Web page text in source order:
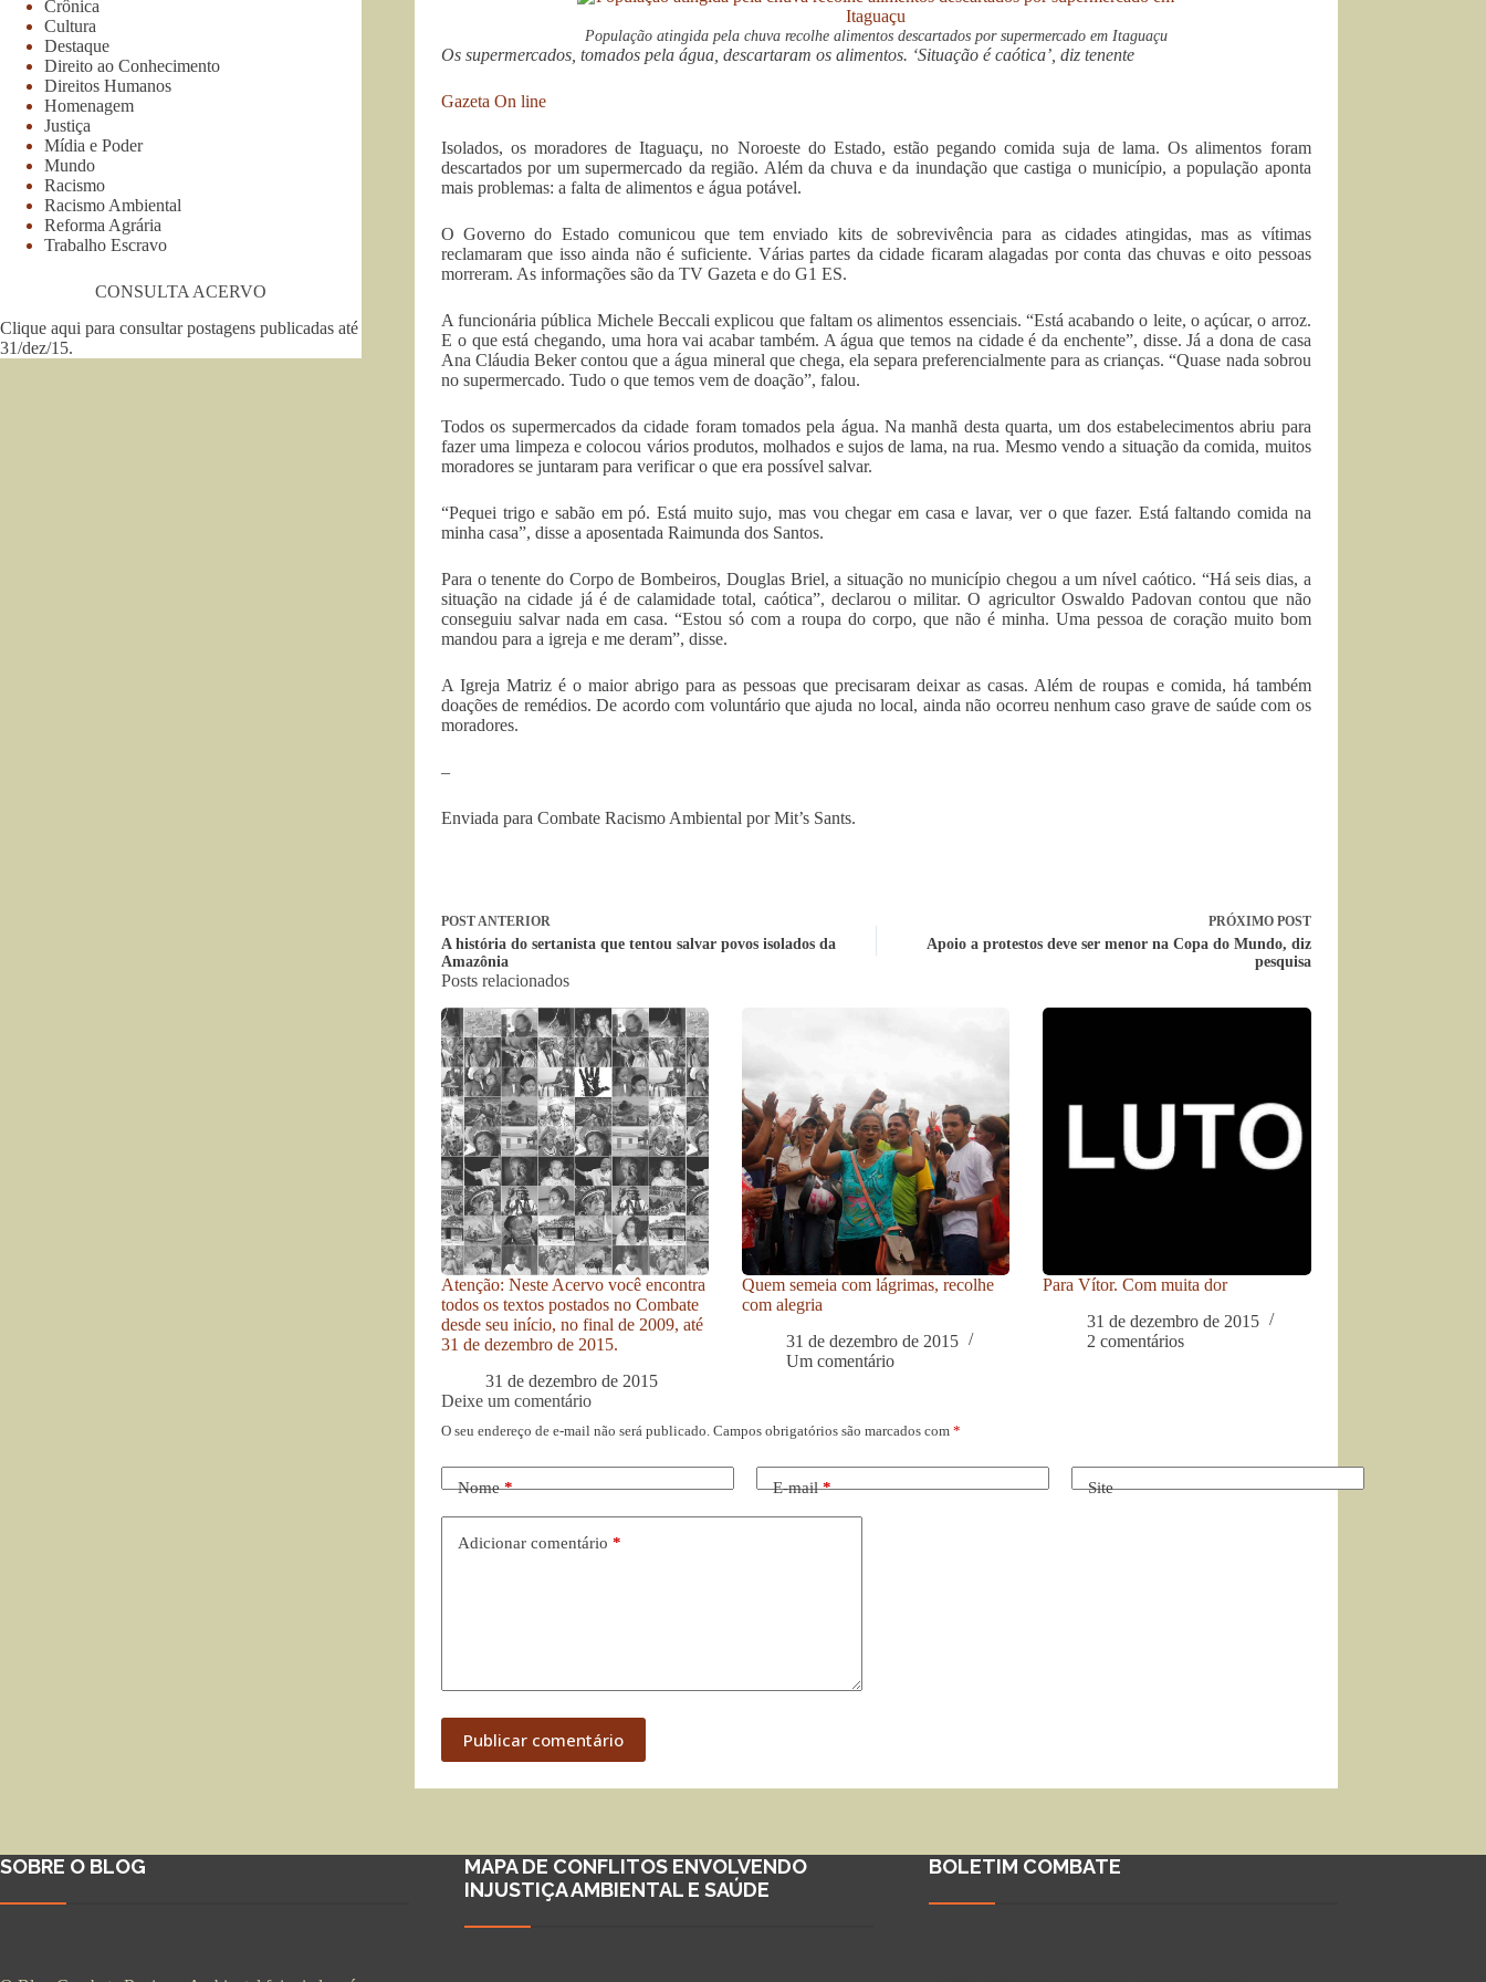
População atingida pela chuva recolhe alimentos descartados por supermercado em Itaguaçu
Os supermercados, tomados pela água, descartaram os alimentos. ‘Situação é caótica’, diz tenente
Gazeta On line
Isolados, os moradores de Itaguaçu, no Noroeste do Estado, estão pegando comida suja de lama. Os alimentos foram
descartados por um supermercado da região. Além da chuva e da inundação que castiga o município, a população aponta
mais problemas: a falta de alimentos e água potável.
O Governo do Estado comunicou que tem enviado kits de sobrevivência para as cidades atingidas, mas as vítimas
reclamaram que isso ainda não é suficiente. Várias partes da cidade ficaram alagadas por conta das chuvas e oito pessoas
morreram. As informações são da TV Gazeta e do G1 ES.
A funcionária pública Michele Beccali explicou que faltam os alimentos essenciais. “Está acabando o leite, o açúcar, o arroz.
E o que está chegando, uma hora vai acabar também. A água que temos na cidade é da enchente”, disse. Já a dona de casa
Ana Cláudia Beker contou que a água mineral que chega, ela separa preferencialmente para as crianças. “Quase nada sobrou
no supermercado. Tudo o que temos vem de doação”, falou.
Todos os supermercados da cidade foram tomados pela água. Na manhã desta quarta, um dos estabelecimentos abriu para
fazer uma limpeza e colocou vários produtos, molhados e sujos de lama, na rua. Mesmo vendo a situação da comida, muitos
moradores se juntaram para verificar o que era possível salvar.
“Pequei trigo e sabão em pó. Está muito sujo, mas vou chegar em casa e lavar, ver o que fazer. Está faltando comida na
minha casa”, disse a aposentada Raimunda dos Santos.
Para o tenente do Corpo de Bombeiros, Douglas Briel, a situação no município chegou a um nível caótico. “Há seis dias, a
situação na cidade já é de calamidade total, caótica”, declarou o militar. O agricultor Oswaldo Padovan contou que não
conseguiu salvar nada em casa. “Estou só com a roupa do corpo, que não é minha. Uma pessoa de coração muito bom
mandou para a igreja e me deram”, disse.
A Igreja Matriz é o maior abrigo para as pessoas que precisaram deixar as casas. Além de roupas e comida, há também
doações de remédios. De acordo com voluntário que ajuda no local, ainda não ocorreu nenhum caso grave de saúde com os
moradores.
–
Enviada para Combate Racismo Ambiental por Mit’s Sants.
POSTANTERIOR
A história do sertanista que tentou salvar povos isolados da
Amazônia
PRÓXIMO POST
Apoio a protestos deve ser menor na Copa do Mundo, diz
pesquisa
Posts relacionados
Atenção: Neste Acervo você encontra
todos os textos postados no Combate
desde seu início, no final de 2009, até
31 de dezembro de 2015.
31 de dezembro de 2015
Quem semeia com lágrimas, recolhe
com alegria
31 de dezembro de 2015
Um comentário
Para Vítor. Com muita dor
31 de dezembro de 2015
2 comentários
Deixe um comentário
O seu endereço de e-mail não será publicado. Campos obrigatórios são marcados com *
Nome* E-mail* Site
Adicionar comentário *
Publicar comentário
Crônica
Cultura
Destaque
Direito ao Conhecimento
Direitos Humanos
Homenagem
Justiça
Mídia e Poder
Mundo
Racismo
Racismo Ambiental
Reforma Agrária
Trabalho Escravo
CONSULTA ACERVO
Clique aqui para consultar postagens publicadas até
31/dez/15.
SOBRE O BLOG
MAPA DE CONFLITOS ENVOLVENDO
INJUSTIÇA AMBIENTAL E SAÚDE
BOLETIM COMBATE